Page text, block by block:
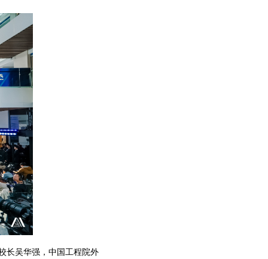
长吴华强，中国工程院外